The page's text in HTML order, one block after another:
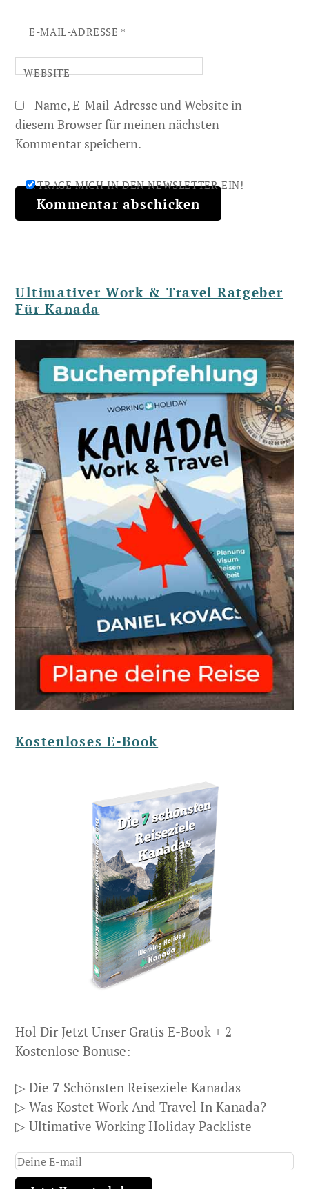
E-MAIL-ADRESSE*
WEBSITE
Name, E-Mail-Adresse und Website in
diesem Browser für meinen nächsten
Kommentar speichern.
TRAGE MICH IN DEN NEWSLETTER EIN!
Ultimativer Work & Travel Ratgeber
Für Kanada
Kostenloses E-Book
Hol Dir Jetzt Unser Gratis E-Book + 2
Kostenlose Bonuse:
▷ Die 7 Schönsten Reiseziele Kanadas
▷ Was Kostet Work And Travel In Kanada?
▷ Ultimative Working Holiday Packliste